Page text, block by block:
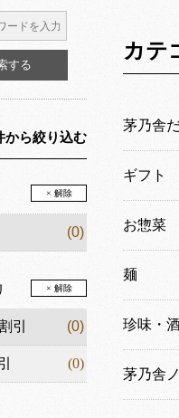
から絞り込む
× 解除
(0)
× 解除
引 (0)
(0)
カテ
茅乃舎
ギフト
お惣菜
麺
珍味・
茅乃舎